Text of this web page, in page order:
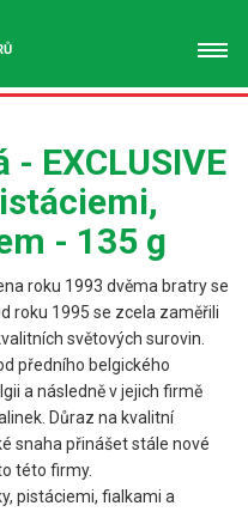
EXCLUSIVE
- 135 g
roku 1993 dvěma bratry se
roku 1995 se zcela zaměřili
světových surovin.
předního belgického
a následně v jejich firmě
Důraz na kvalitní
snaha přinášet stále nové
této firmy.
pistáciemi, fialkami a